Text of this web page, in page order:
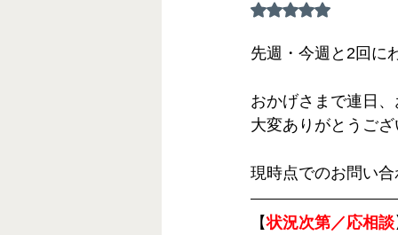
5つ星のうちNaN
先週・今週と2回に
おかげさまで連日
大変ありがとうご
現時点でのお問い
【状況次第／応相談